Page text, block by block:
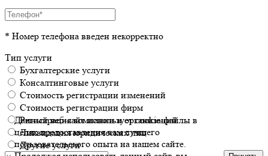
* Номер телефона введен некорректно
Тип услуги
Бухгалтерские услуги
Консалтинговые услуги
Стоимость регистрации изменений
Стоимость регистрации фирм
Регистрация компании и организаций
Ликвидация юридических лиц
Другие услуги
Данный веб-сайт использует cookie-файлы в
целях предоставления вам лучшего
пользовательского опыта на нашем сайте.